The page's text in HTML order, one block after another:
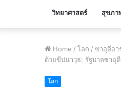
วิทยาศาสตร์ สุขภา
Home / โลก / ซาอุดีอา
ด้วยขีปนาวุธ: รัฐบาลซาอุ
โลก